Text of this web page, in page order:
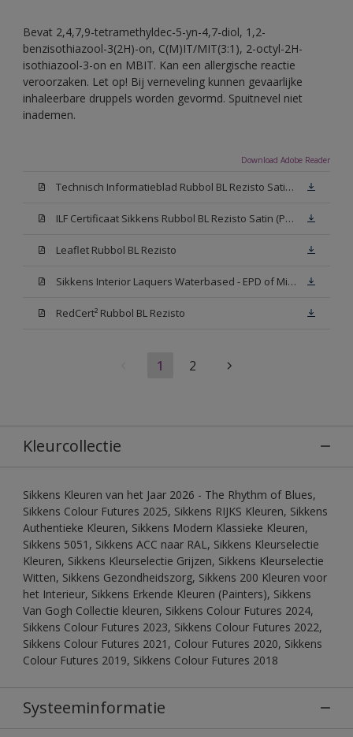
Bevat 2,4,7,9-tetramethyldec-5-yn-4,7-diol, 1,2-
benzisothiazool-3(2H)-on, C(M)IT/MIT(3:1), 2-octyl-2H-
isothiazool-3-on en MBIT. Kan een allergische reactie
veroorzaken. Let op! Bij verneveling kunnen gevaarlijke
inhaleerbare druppels worden gevormd. Spuitnevel niet
inademen.
Download Adobe Reader
Technisch Informatieblad Rubbol BL Rezisto Satin (PDF)
ILF Certificaat Sikkens Rubbol BL Rezisto Satin (PDF)
Leaflet Rubbol BL Rezisto
Sikkens Interior Laquers Waterbased - EPD of Milieuproductverklaring
RedCert² Rubbol BL Rezisto
1 2
Kleurcollectie
Sikkens Kleuren van het Jaar 2026 - The Rhythm of Blues,
Sikkens Colour Futures 2025, Sikkens RIJKS Kleuren, Sikkens
Authentieke Kleuren, Sikkens Modern Klassieke Kleuren,
Sikkens 5051, Sikkens ACC naar RAL, Sikkens Kleurselectie
Kleuren, Sikkens Kleurselectie Grijzen, Sikkens Kleurselectie
Witten, Sikkens Gezondheidszorg, Sikkens 200 Kleuren voor
het Interieur, Sikkens Erkende Kleuren (Painters), Sikkens
Van Gogh Collectie kleuren, Sikkens Colour Futures 2024,
Sikkens Colour Futures 2023, Sikkens Colour Futures 2022,
Sikkens Colour Futures 2021, Colour Futures 2020, Sikkens
Colour Futures 2019, Sikkens Colour Futures 2018
Systeeminformatie